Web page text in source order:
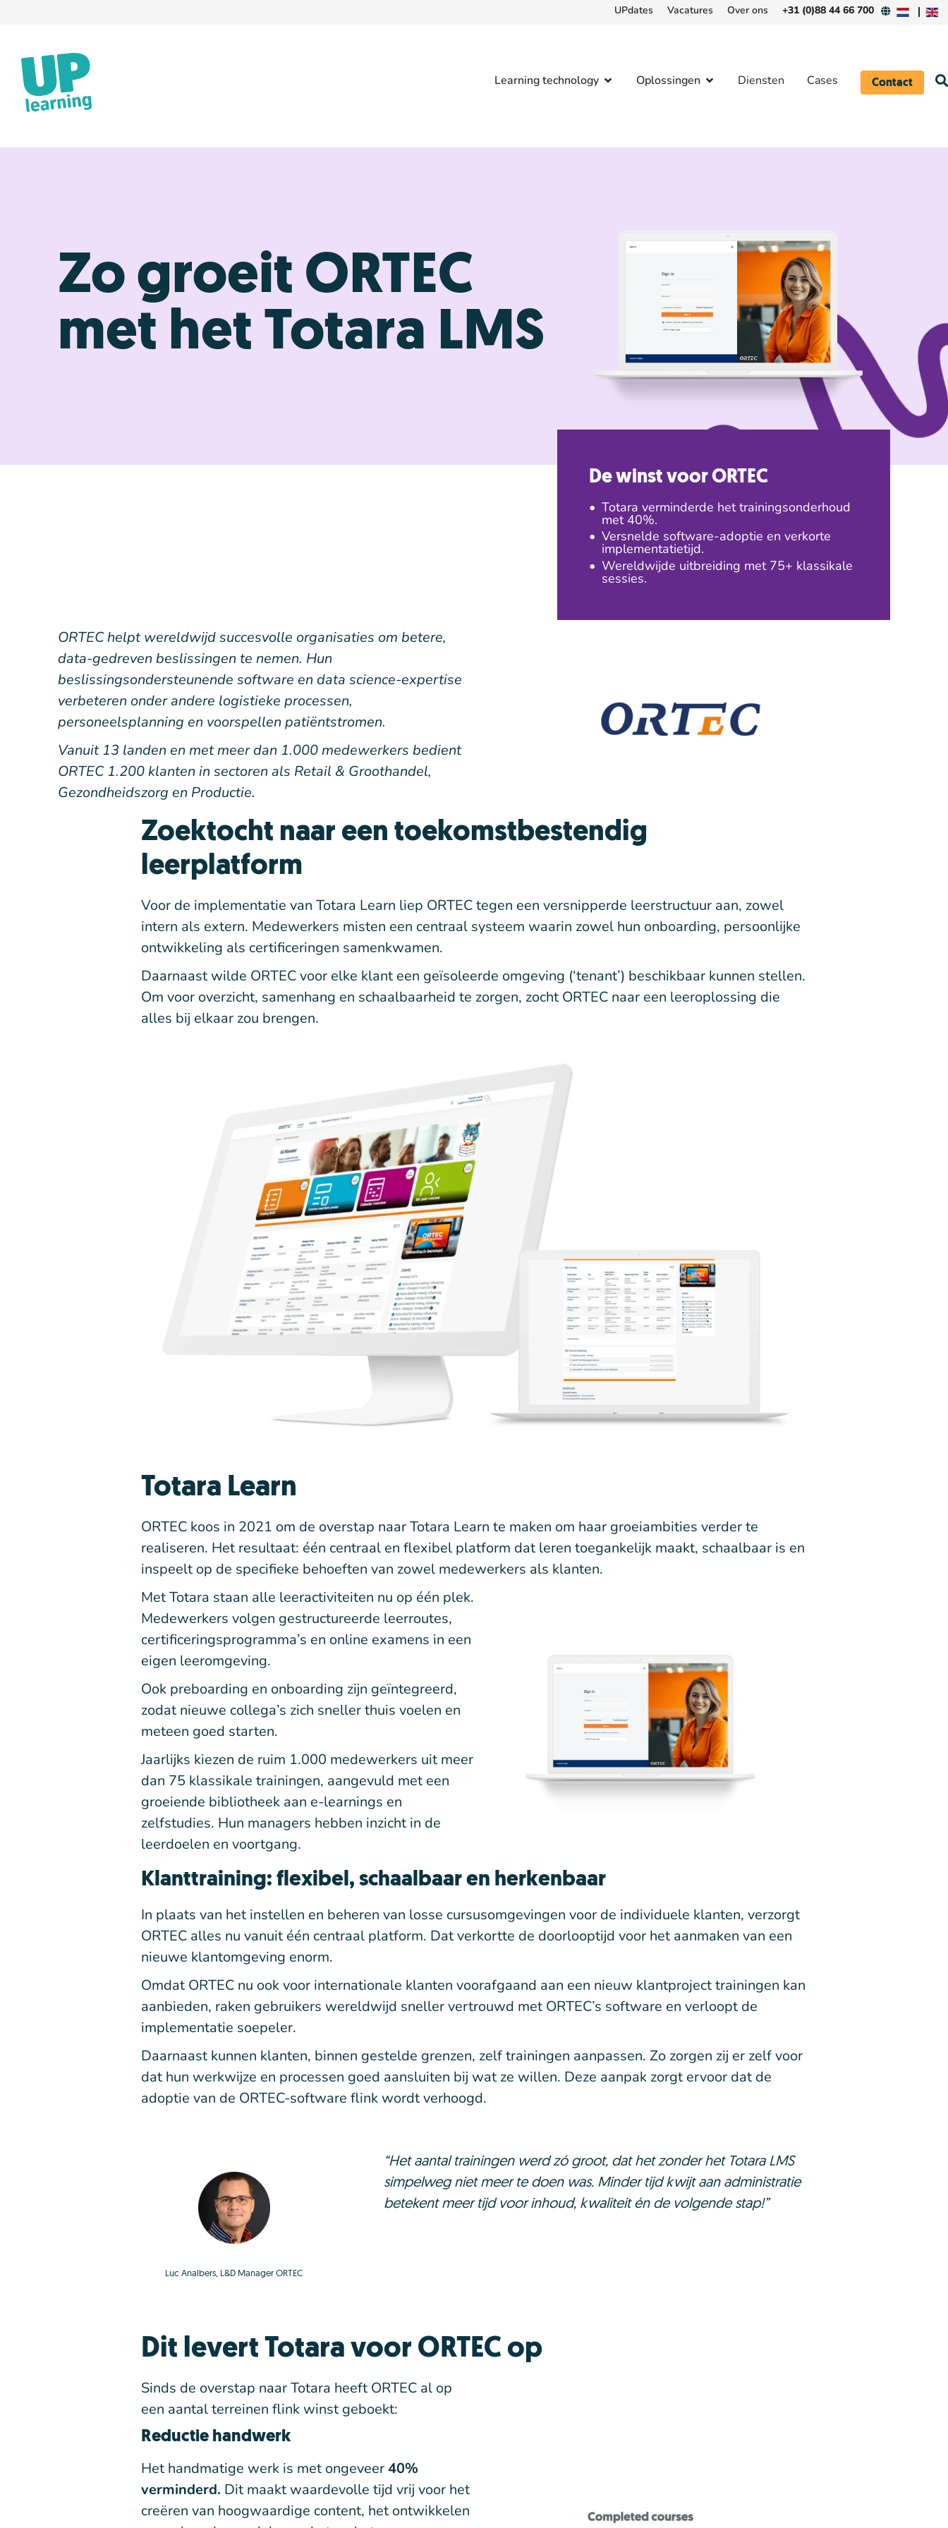
UPdates Vacatures Over ons +31 (0)88 44 66 700
Learning technology Oplossingen Diensten Cases Contact
Zo groeit ORTEC
met het Totara LMS
De winst voor ORTEC
Totara verminderde het trainingsonderhoud
met 40%.
Versnelde software-adoptie en verkorte
implementatietijd.
Wereldwijde uitbreiding met 75+ klassikale
sessies.
ORTEC helpt wereldwijd succesvolle organisaties om betere,
data-gedreven beslissingen te nemen. Hun
beslissingsondersteunende software en data science-expertise
verbeteren onder andere logistieke processen,
personeelsplanning en voorspellen patiëntstromen.
Vanuit 13 landen en met meer dan 1.000 medewerkers bedient
ORTEC 1.200 klanten in sectoren als Retail & Groothandel,
Gezondheidszorg en Productie.
Zoektocht naar een toekomstbestendig
leerplatform
Voor de implementatie van Totara Learn liep ORTEC tegen een versnipperde leerstructuur aan, zowel
intern als extern. Medewerkers misten een centraal systeem waarin zowel hun onboarding, persoonlijke
ontwikkeling als certificeringen samenkwamen.
Daarnaast wilde ORTEC voor elke klant een geïsoleerde omgeving (‘tenant’) beschikbaar kunnen stellen.
Om voor overzicht, samenhang en schaalbaarheid te zorgen, zocht ORTEC naar een leeroplossing die
alles bij elkaar zou brengen.
Totara Learn
ORTEC koos in 2021 om de overstap naar Totara Learn te maken om haar groeiambities verder te
realiseren. Het resultaat: één centraal en flexibel platform dat leren toegankelijk maakt, schaalbaar is en
inspeelt op de specifieke behoeften van zowel medewerkers als klanten.
Met Totara staan alle leeractiviteiten nu op één plek.
Medewerkers volgen gestructureerde leerroutes,
certificeringsprogramma’s en online examens in een
eigen leeromgeving.
Ook preboarding en onboarding zijn geïntegreerd,
zodat nieuwe collega’s zich sneller thuis voelen en
meteen goed starten.
Jaarlijks kiezen de ruim 1.000 medewerkers uit meer
dan 75 klassikale trainingen, aangevuld met een
groeiende bibliotheek aan e-learnings en
zelfstudies. Hun managers hebben inzicht in de
leerdoelen en voortgang.
Klanttraining: flexibel, schaalbaar en herkenbaar
In plaats van het instellen en beheren van losse cursusomgevingen voor de individuele klanten, verzorgt
ORTEC alles nu vanuit één centraal platform. Dat verkortte de doorlooptijd voor het aanmaken van een
nieuwe klantomgeving enorm.
Omdat ORTEC nu ook voor internationale klanten voorafgaand aan een nieuw klantproject trainingen kan
aanbieden, raken gebruikers wereldwijd sneller vertrouwd met ORTEC’s software en verloopt de
implementatie soepeler.
Daarnaast kunnen klanten, binnen gestelde grenzen, zelf trainingen aanpassen. Zo zorgen zij er zelf voor
dat hun werkwijze en processen goed aansluiten bij wat ze willen. Deze aanpak zorgt ervoor dat de
adoptie van de ORTEC-software flink wordt verhoogd.
Luc Analbers, L&D Manager ORTEC
“Het aantal trainingen werd zó groot, dat het zonder het Totara LMS
simpelweg niet meer te doen was. Minder tijd kwijt aan administratie
betekent meer tijd voor inhoud, kwaliteit én de volgende stap!”
Dit levert Totara voor ORTEC op
Sinds de overstap naar Totara heeft ORTEC al op
een aantal terreinen flink winst geboekt:
Reductie handwerk
Het handmatige werk is met ongeveer40%
verminderd. Dit maakt waardevolle tijd vrij voor het
creëren van hoogwaardige content, het ontwikkelen